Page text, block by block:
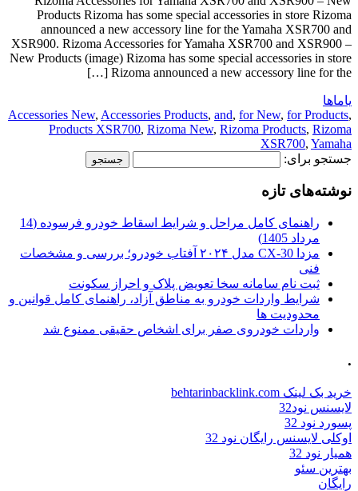
Products Rizoma has some special accessories in store Rizoma
announced a new accessory line for the Yamaha XSR700 and
XSR900. Rizoma Accessories for Yamaha XSR700 and XSR900 –
New Products (image) Rizoma has some special accessories in store
Rizoma announced a new accessory line for the […]
یاماها
Accessories New, Accessories Products, and, for New, for Products,
Products XSR700, Rizoma New, Rizoma Products, Rizoma
XSR700, Yamaha
جستجو برای:
نوشته‌های تازه
راهنمای کامل مراحل و شرایط اسقاط خودرو فرسوده (14
مرداد 1405)
مزدا CX-30 مدل ۲۰۲۴ آفتاب خودرو؛ بررسی و مشخصات
فنی
ثبت نام سامانه سخا تعویض پلاک و احراز سکونت
شرایط واردات خودرو به مناطق آزاد، راهنمای کامل قوانین و
محدودیت ها
واردات خودروی صفر برای اشخاص حقیقی ممنوع شد
.
خرید بک لینک behtarinbacklink.com
لایسنس نود32
پسورد نود 32
اوکلی لایسنس رایگان نود 32
همیار نود 32
بهترین سئو
رایگان